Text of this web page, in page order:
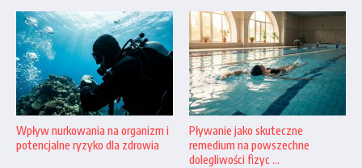
Wpływ nurkowania na organizm i
potencjalne ryzyko dla zdrowia
Pływanie jako skuteczne
remedium na powszechne
dolegliwości fizyc ...